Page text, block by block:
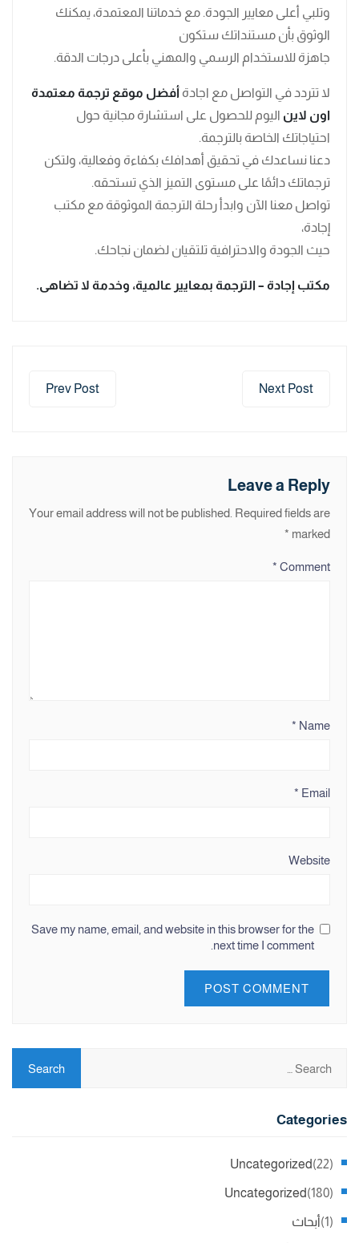
وتلبي أعلى معايير الجودة. مع خدماتنا المعتمدة، يمكنك
الوثوق بأن مستنداتك ستكون
جاهزة للاستخدام الرسمي والمهني بأعلى درجات الدقة.
لا تتردد في التواصل مع اجادة أفضل موقع ترجمة معتمدة
اون لاين اليوم للحصول على استشارة مجانية حول
احتياجاتك الخاصة بالترجمة.
دعنا نساعدك في تحقيق أهدافك بكفاءة وفعالية، ولتكن
ترجماتك دائمًا على مستوى التميز الذي تستحقه.
تواصل معنا الآن وابدأ رحلة الترجمة الموثوقة مع مكتب
إجادة،
حيث الجودة والاحترافية تلتقيان لضمان نجاحك.
مكتب إجادة – الترجمة بمعايير عالمية، وخدمة لا تضاهى.
Prev Post Next Post
Leave a Reply
Your email address will not be published. Required fields are
marked
*
Comment
*
Name
*
Email
*
Website
Save my name, email, and website in this browser for the
next time I comment.
Categories
Uncategorized (22)
Uncategorized (180)
أبحاث (1)